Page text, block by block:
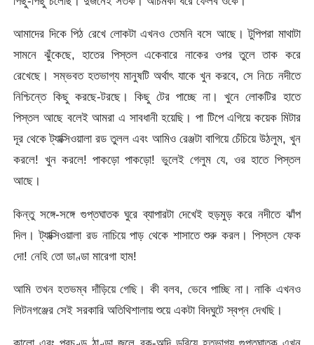
আমাদের দিকে পিঠ রেখে লোকটা এখনও তেমনি বসে আছে। টুপিপরা মাথাটা
সামনে ঝুঁকেছে, হাতের পিস্তল একেবারে নাকের ওপর তুলে তাক করে
রেখেছে। সম্ভবত হতভাগ্য মানুষটি অর্থাৎ যাকে খুন করবে, সে নিচে নদীতে
নিশ্চিন্তে কিছু করছে-টরছে। কিছু টের পাচ্ছে না। খুনে লোকটির হাতে
পিস্তল আছে বলেই আমরা এ সাবধানী হয়েছি। পা টিপে এগিয়ে কয়েক মিটার
দূর থেকে ট্যাক্সিওয়ালা রড তুলল এবং আমিও রেঞ্জটা বাগিয়ে চেঁচিয়ে উঠলুম, খুন
করলে! খুন করলে! পাকড়ো পাকড়ো! ভুলেই গেলুম যে, ওর হাতে পিস্তল
আছে।
কিন্তু সঙ্গে-সঙ্গে গুপ্তঘাতক ঘুরে ব্যাপারটা দেখেই হুড়মুড় করে নদীতে ঝাঁপ
দিল। ট্যাক্সিওয়ালা রড নাচিয়ে পাড় থেকে শাসাতে শুরু করল। পিস্তল ফেক
দো! নেহি তো ডাণ্ডা মারেগা হাম!
আমি তখন হতভম্ব দাঁড়িয়ে গেছি। কী বলব, ভেবে পাচ্ছি না। নাকি এখনও
লিটনগঞ্জের সেই সরকারি অতিথিশালায় শুয়ে একটা বিদঘুটে স্বপ্ন দেখছি।